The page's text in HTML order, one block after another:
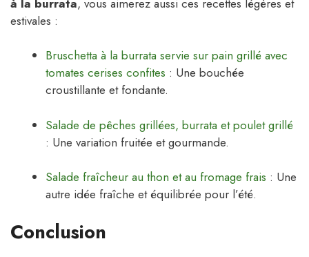
à la burrata, vous aimerez aussi ces recettes légères et
estivales :
Bruschetta à la burrata servie sur pain grillé avec
tomates cerises confites : Une bouchée
croustillante et fondante.
Salade de pêches grillées, burrata et poulet grillé
: Une variation fruitée et gourmande.
Salade fraîcheur au thon et au fromage frais : Une
autre idée fraîche et équilibrée pour l’été.
Conclusion